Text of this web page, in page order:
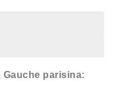
Gauche parisina: